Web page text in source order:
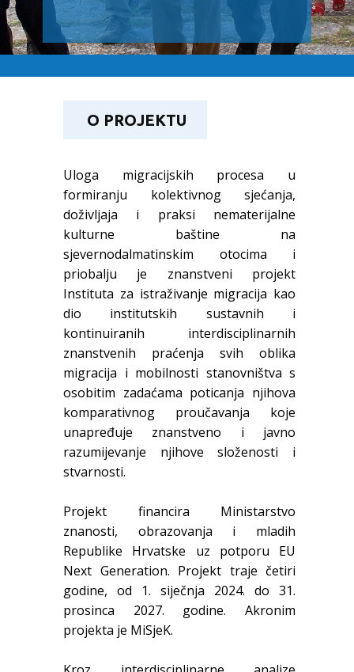
O PROJEKTU
Uloga migracijskih procesa u
formiranju kolektivnog sjećanja,
doživljaja i praksi nematerijalne
kulturne baštine na
sjevernodalmatinskim otocima i
priobalju je znanstveni projekt
Instituta za istraživanje migracija kao
dio institutskih sustavnih i
kontinuiranih interdisciplinarnih
znanstvenih praćenja svih oblika
migracija i mobilnosti stanovništva s
osobitim zadaćama poticanja njihova
komparativnog proučavanja koje
unapređuje znanstveno i javno
razumijevanje njihove složenosti i
stvarnosti.
Projekt financira Ministarstvo
znanosti, obrazovanja i mladih
Republike Hrvatske uz potporu EU
Next Generation. Projekt traje četiri
godine, od 1. siječnja 2024. do 31.
prosinca 2027. godine. Akronim
projekta je MiSjeK.